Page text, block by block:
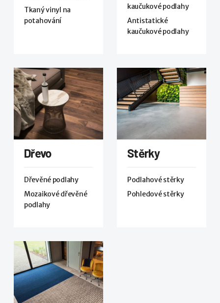
Tkaný vinyl na
potahování
kaučukové podlahy
Antistatické
kaučukové podlahy
Dřevo
Dřevěné podlahy
Mozaikové dřevěné
podlahy
Stěrky
Podlahové stěrky
Pohledové stěrky